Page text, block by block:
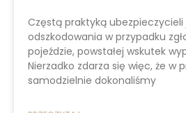
Częstą praktyką ubezpieczycieli
odszkodowania w przypadku
pojeździe, powstałej wskutek
Nierzadko zdarza się więc, że w
samodzielnie dokonaliśmy